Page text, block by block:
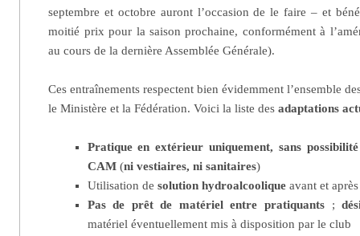
septembre et octobre auront l’occasion de le faire – et
moitié prix pour la saison prochaine, conformément à
au cours de la dernière Assemblée Générale).
Ces entraînements respectent bien évidemment l’ensemble
le Ministère et la Fédération. Voici la liste desadaptations
Pratique en extérieur uniquement, sans
CAM(ni vestiaires, ni sanitaires)
Utilisation de solution hydroalcooliqueavant et
Pas de prêt de matériel entre pratiquants ;
matériel éventuellement mis à disposition par le club